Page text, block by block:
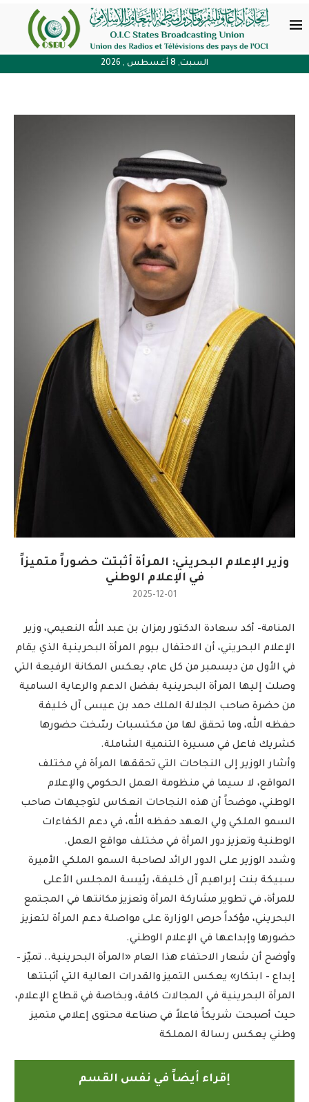
السبت, 8 أغسطس , 2026
وزير الإعلام البحريني: المرأة أثبتت حضوراً متميزاً
في الإعلام الوطني
2025-12-01
المنامة– أكد سعادة الدكتور رمزان بن عبد الله النعيمي، وزير
الإعلام البحريني، أن الاحتفال بيوم المرأة البحرينية الذي يقام
في الأول من ديسمبر من كل عام، يعكس المكانة الرفيعة التي
وصلت إليها المرأة البحرينية بفضل الدعم والرعاية السامية
من حضرة صاحب الجلالة الملك حمد بن عيسى آل خليفة
حفظه الله، وما تحقق لها من مكتسبات رسّخت حضورها
كشريك فاعل في مسيرة التنمية الشاملة.
وأشار الوزير إلى النجاحات التي تحققها المرأة في مختلف
المواقع، لا سيما في منظومة العمل الحكومي والإعلام
الوطني، موضحاً أن هذه النجاحات انعكاس لتوجيهات صاحب
السمو الملكي ولي العهد حفظه الله، في دعم الكفاءات
الوطنية وتعزيز دور المرأة في مختلف مواقع العمل.
وشدد الوزير على الدور الرائد لصاحبة السمو الملكي الأميرة
سبيكة بنت إبراهيم آل خليفة، رئيسة المجلس الأعلى
للمرأة، في تطوير مشاركة المرأة وتعزيز مكانتها في المجتمع
البحريني، مؤكداً حرص الوزارة على مواصلة دعم المرأة لتعزيز
حضورها وإبداعها في الإعلام الوطني.
وأوضح أن شعار الاحتفاء هذا العام «المرأة البحرينية.. تميّز –
إبداع – ابتكار» يعكس التميز والقدرات العالية التي أثبتتها
المرأة البحرينية في المجالات كافة، وبخاصة في قطاع الإعلام،
حيث أصبحت شريكاً فاعلاً في صناعة محتوى إعلامي متميز
وطني يعكس رسالة المملكة
إقراء أيضاً في نفس القسم